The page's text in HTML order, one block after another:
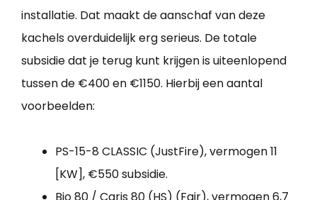
installatie. Dat maakt de aanschaf van deze
kachels overduidelijk erg serieus. De totale
subsidie dat je terug kunt krijgen is uiteenlopend
tussen de €400 en €1150. Hierbij een aantal
voorbeelden:
PS-15-8 CLASSIC (JustFire), vermogen 11
[KW], €550 subsidie.
Bio 80 / Caris 80 (HS) (Fair), vermogen 6,7